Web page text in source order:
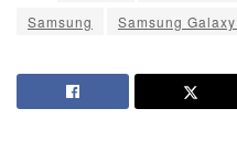
Samsung
Samsung